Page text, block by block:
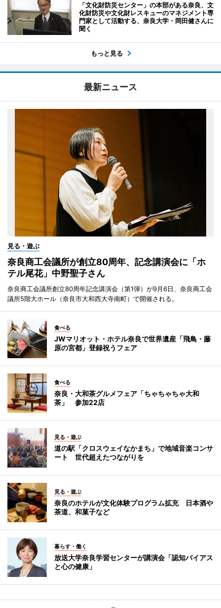
「文化財防災センター」の本部がある奈良、文
化財防災や文化財レスキューのマネジメント専
門家として活動する、奈良大学・岡田健さんに
聞く
もっと見る
最新ニュース
見る・遊ぶ
奈良商工会議所が創立80周年、記念講演会に「ホ
テル尾花」中野聖子さん
奈良商工会議所創立80周年記念講演会（第1弾）が9月6日、奈良商工会
議所5階大ホール（奈良市大和西大寺南町）で開催される。
食べる
JWマリオット・ホテル奈良で世界遺産「飛鳥・藤
原の宮都」登録祝うフェア
食べる
奈良・大和茶グルメフェア「ちゃちゃちゃ大和
茶」 参加22店
見る・遊ぶ
道の駅「クロスウェイなかまち」で地域音楽コンサ
ート 世代超えたつながりを
見る・遊ぶ
奈良のホテルが文化体験プログラム拡充 日本酒や
茶道、和菓子など
暮らす・働く
放送大学奈良学習センターが講演会「認知バイアス
と心の健康」